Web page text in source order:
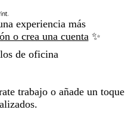
experiencia más
o crea una cuenta ✨
de oficina
trabajo o añade un toque